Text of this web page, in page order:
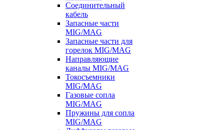
Соединительный
кабель
Запасные части
MIG/MAG
Запасные части для
горелок MIG/MAG
Направляющие
каналы MIG/MAG
Токосъемники
MIG/MAG
Газовые сопла
MIG/MAG
Пружины для сопла
MIG/MAG